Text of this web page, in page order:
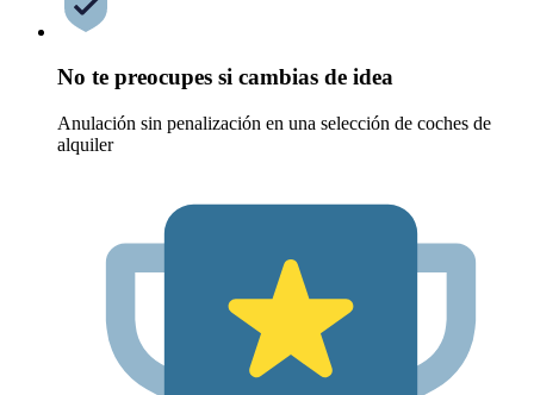
No te preocupes si cambias de idea
Anulación sin penalización en una selección de coches de
alquiler